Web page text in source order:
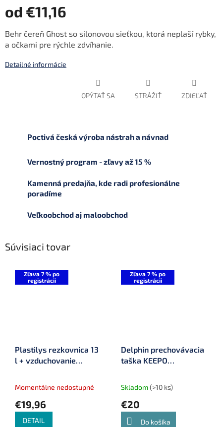
od €11,16
cena:
Behr čereň Ghost so silonovou sieťkou, ktorá neplaší rybky,
a očkami pre rýchle zdvíhanie.
Detailné informácie
OPÝTAŤ SA STRÁŽIŤ ZDIEĽAŤ
Poctivá česká výroba nástrah a návnad
Vernostný program - zľavy až 15 %
Kamenná predajňa, kde radi profesionálne
poradíme
Veľkoobchod aj maloobchod
Súvisiaci tovar
Zľava 7 % po
registrácii
Plastilys rezkovnica 13
l + vzduchovanie
Momentálne nedostupné
€19,96
DETAIL
Zľava 7 % po
registrácii
Delphin prechovávacia
taška KEEPO
Skladom(>10 ks)
€20
Do košíka